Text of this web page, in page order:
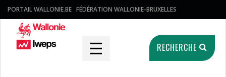
PORTAIL WALLONIE.BE FÉDÉRATION WALLONIE-BRUXELLES
☰ RECHERCHE